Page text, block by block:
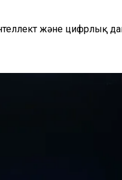
және цифрлық